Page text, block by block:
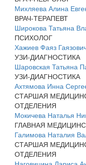
Михляева Алина
ВРАЧ-ТЕРАПЕВТ
Широкова Татьяна
ПСИХОЛОГ
Хажиев Фаяз
УЗИ-ДИАГНОСТИКА
Шаровская Татьяна
УЗИ-ДИАГНОСТИКА
Ахтямова Инна
СТАРШАЯ
ОТДЕЛЕНИЯ
Мокичева Наталья
ГЛАВНАЯ
Галимова Наталия
СТАРШАЯ
ОТДЕЛЕНИЯ